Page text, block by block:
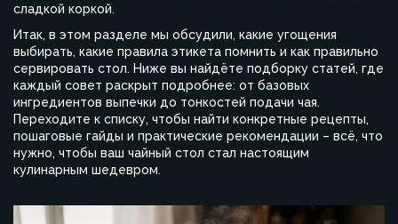
сладкой коркой.
Итак, в этом разделе мы обсудили, какие угощения
выбирать, какие правила этикета помнить и как правильно
сервировать стол. Ниже вы найдёте подборку статей, где
каждый совет раскрыт подробнее: от базовых
ингредиентов выпечки до тонкостей подачи чая.
Переходите к списку, чтобы найти конкретные рецепты,
пошаговые гайды и практические рекомендации – всё, что
нужно, чтобы ваш чайный стол стал настоящим
кулинарным шедевром.